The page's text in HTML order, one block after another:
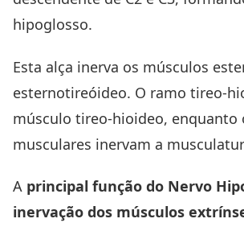
hipoglosso.
Esta alça inerva os músculos
esternotireóideo. O ramo tireo-
músculo tireo-hioideo, enquanto
musculares inervam a
A principal função do Nervo
inervação dos músculos